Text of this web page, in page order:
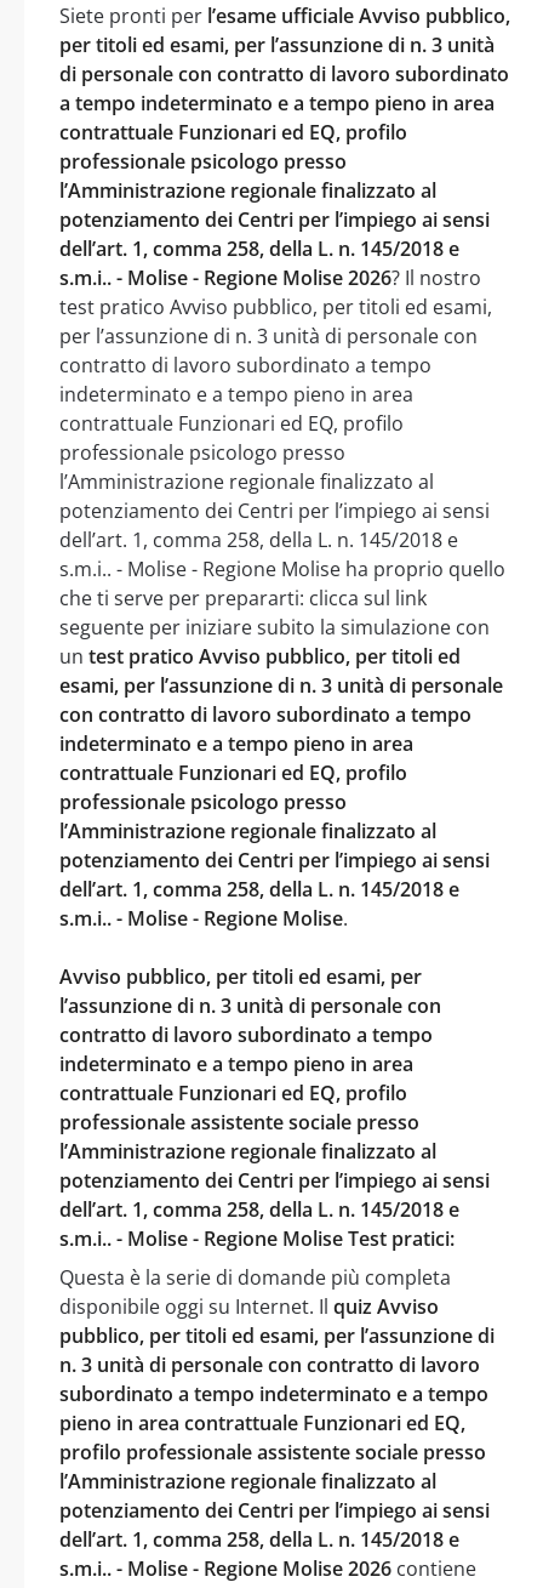
Siete pronti per l’esame ufficiale Avviso pubblico,
per titoli ed esami, per l’assunzione di n. 3 unità
di personale con contratto di lavoro subordinato
a tempo indeterminato e a tempo pieno in area
contrattuale Funzionari ed EQ, profilo
professionale psicologo presso
l’Amministrazione regionale finalizzato al
potenziamento dei Centri per l’impiego ai sensi
dell’art. 1, comma 258, della L. n. 145/2018 e
s.m.i.. - Molise - Regione Molise 2026? Il nostro
test pratico Avviso pubblico, per titoli ed esami,
per l’assunzione di n. 3 unità di personale con
contratto di lavoro subordinato a tempo
indeterminato e a tempo pieno in area
contrattuale Funzionari ed EQ, profilo
professionale psicologo presso
l’Amministrazione regionale finalizzato al
potenziamento dei Centri per l’impiego ai sensi
dell’art. 1, comma 258, della L. n. 145/2018 e
s.m.i.. - Molise - Regione Molise ha proprio quello
che ti serve per prepararti: clicca sul link
seguente per iniziare subito la simulazione con
un test pratico Avviso pubblico, per titoli ed
esami, per l’assunzione di n. 3 unità di personale
con contratto di lavoro subordinato a tempo
indeterminato e a tempo pieno in area
contrattuale Funzionari ed EQ, profilo
professionale psicologo presso
l’Amministrazione regionale finalizzato al
potenziamento dei Centri per l’impiego ai sensi
dell’art. 1, comma 258, della L. n. 145/2018 e
s.m.i.. - Molise - Regione Molise.
Avviso pubblico, per titoli ed esami, per
l’assunzione di n. 3 unità di personale con
contratto di lavoro subordinato a tempo
indeterminato e a tempo pieno in area
contrattuale Funzionari ed EQ, profilo
professionale assistente sociale presso
l’Amministrazione regionale finalizzato al
potenziamento dei Centri per l’impiego ai sensi
dell’art. 1, comma 258, della L. n. 145/2018 e
s.m.i.. - Molise - Regione Molise Test pratici:
Questa è la serie di domande più completa
disponibile oggi su Internet. Il quiz Avviso
pubblico, per titoli ed esami, per l’assunzione di
n. 3 unità di personale con contratto di lavoro
subordinato a tempo indeterminato e a tempo
pieno in area contrattuale Funzionari ed EQ,
profilo professionale assistente sociale presso
l’Amministrazione regionale finalizzato al
potenziamento dei Centri per l’impiego ai sensi
dell’art. 1, comma 258, della L. n. 145/2018 e
s.m.i.. - Molise - Regione Molise 2026 contiene